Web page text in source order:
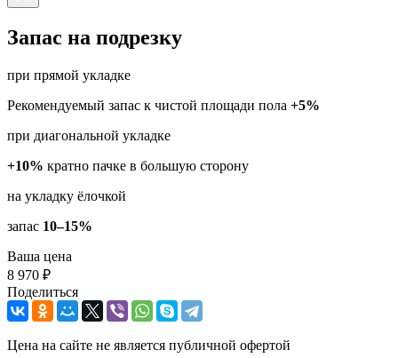
Запас на подрезку
при прямой укладке
Рекомендуемый запас к чистой площади пола +5%
при диагональной укладке
+10% кратно пачке в большую сторону
на укладку ёлочкой
запас 10–15%
Ваша цена
8 970 ₽
Поделиться
Цена на сайте не является публичной офертой